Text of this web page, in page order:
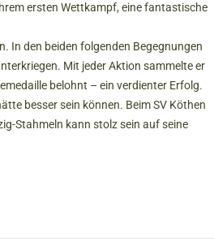
ersten Wettkampf, eine fantastische
In den beiden folgenden Begegnungen
Mit jeder Aktion sammelte er
belohnt – ein verdienter Erfolg.
besser sein können. Beim SV Köthen
Stahmeln kann stolz sein auf seine